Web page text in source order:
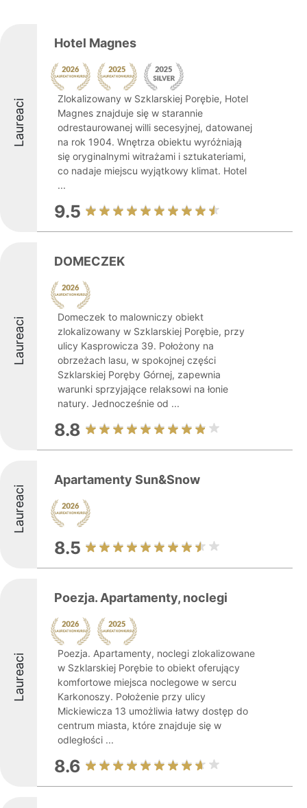
Laureaci
Hotel Magnes
Zlokalizowany w Szklarskiej Porębie, Hotel
Magnes znajduje się w starannie
odrestaurowanej willi secesyjnej, datowanej
na rok 1904. Wnętrza obiektu wyróżniają
się oryginalnymi witrażami i sztukateriami,
co nadaje miejscu wyjątkowy klimat. Hotel
...
9.5
Laureaci
DOMECZEK
Domeczek to malowniczy obiekt
zlokalizowany w Szklarskiej Porębie, przy
ulicy Kasprowicza 39. Położony na
obrzeżach lasu, w spokojnej części
Szklarskiej Poręby Górnej, zapewnia
warunki sprzyjające relaksowi na łonie
natury. Jednocześnie od ...
8.8
Laureaci
Apartamenty Sun&Snow
8.5
Laureaci
Poezja. Apartamenty, noclegi
Poezja. Apartamenty, noclegi zlokalizowane
w Szklarskiej Porębie to obiekt oferujący
komfortowe miejsca noclegowe w sercu
Karkonoszy. Położenie przy ulicy
Mickiewicza 13 umożliwia łatwy dostęp do
centrum miasta, które znajduje się w
odległości ...
8.6